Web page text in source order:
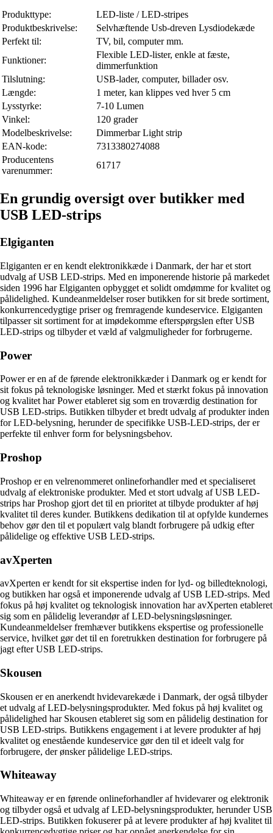
Produkttype:
LED-liste / LED-stripes
Produktbeskrivelse:
Selvhæftende Usb-dreven Lysdiodekæde
Perfekt til:
TV, bil, computer mm.
Funktioner:
Flexible LED-lister, enkle at fæste,
dimmerfunktion
Tilslutning:
USB-lader, computer, billader osv.
Længde:
1 meter, kan klippes ved hver 5 cm
Lysstyrke:
7-10 Lumen
Vinkel:
120 grader
Modelbeskrivelse:
Dimmerbar Light strip
EAN-kode:
7313380274088
Producentens
varenummer:
61717
En grundig oversigt over butikker med
USB LED-strips
Elgiganten
Elgiganten er en kendt elektronikkæde i Danmark, der har et stort
udvalg af USB LED-strips. Med en imponerende historie på markedet
siden 1996 har Elgiganten opbygget et solidt omdømme for kvalitet og
pålidelighed. Kundeanmeldelser roser butikken for sit brede sortiment,
konkurrencedygtige priser og fremragende kundeservice. Elgiganten
tilpasser sit sortiment for at imødekomme efterspørgslen efter USB
LED-strips og tilbyder et væld af valgmuligheder for forbrugerne.
Power
Power er en af de førende elektronikkæder i Danmark og er kendt for
sit fokus på teknologiske løsninger. Med et stærkt fokus på innovation
og kvalitet har Power etableret sig som en troværdig destination for
USB LED-strips. Butikken tilbyder et bredt udvalg af produkter inden
for LED-belysning, herunder de specifikke USB-LED-strips, der er
perfekte til enhver form for belysningsbehov.
Proshop
Proshop er en velrenommeret onlineforhandler med et specialiseret
udvalg af elektroniske produkter. Med et stort udvalg af USB LED-
strips har Proshop gjort det til en prioritet at tilbyde produkter af høj
kvalitet til deres kunder. Butikkens dedikation til at opfylde kundernes
behov gør den til et populært valg blandt forbrugere på udkig efter
pålidelige og effektive USB LED-strips.
avXperten
avXperten er kendt for sit ekspertise inden for lyd- og billedteknologi,
og butikken har også et imponerende udvalg af USB LED-strips. Med
fokus på høj kvalitet og teknologisk innovation har avXperten etableret
sig som en pålidelig leverandør af LED-belysningsløsninger.
Kundeanmeldelser fremhæver butikkens ekspertise og professionelle
service, hvilket gør det til en foretrukken destination for forbrugere på
jagt efter USB LED-strips.
Skousen
Skousen er en anerkendt hvidevarekæde i Danmark, der også tilbyder
et udvalg af LED-belysningsprodukter. Med fokus på høj kvalitet og
pålidelighed har Skousen etableret sig som en pålidelig destination for
USB LED-strips. Butikkens engagement i at levere produkter af høj
kvalitet og enestående kundeservice gør den til et ideelt valg for
forbrugere, der ønsker pålidelige LED-strips.
Whiteaway
Whiteaway er en førende onlineforhandler af hvidevarer og elektronik
og tilbyder også et udvalg af LED-belysningsprodukter, herunder USB
LED-strips. Butikken fokuserer på at levere produkter af høj kvalitet til